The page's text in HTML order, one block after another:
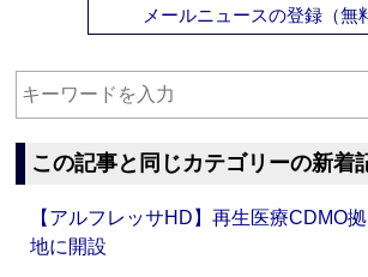
メールニュースの登録（無
この記事と同じカテゴリーの新着
【アルフレッサHD】再生医療CDMO
地に開設